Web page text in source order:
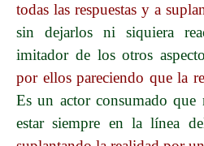
todas las respuestas y a
sin dejarlos ni siquiera
imitador de los otros
por ellos pareciendo que la
Es un actor consumado que
estar siempre en la línea